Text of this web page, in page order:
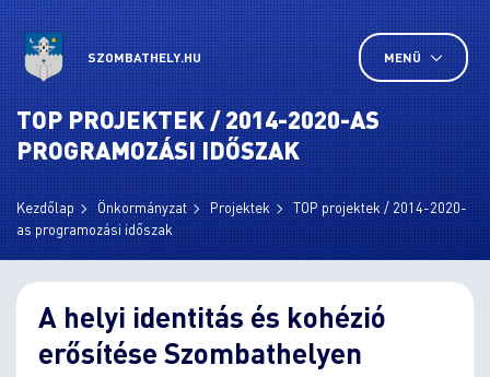
SZOMBATHELY.HU MENÜ
TOP PROJEKTEK / 2014-2020-AS
PROGRAMOZÁSI IDŐSZAK
Kezdőlap Önkormányzat Projektek
TOP projektek / 2014-2020-
as programozási időszak
A helyi identitás és kohézió
erősítése Szombathelyen